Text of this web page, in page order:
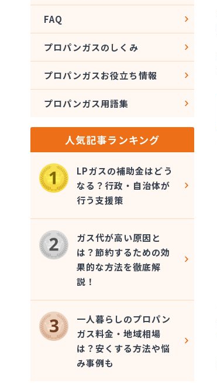
FAQ
プロパンガスのしくみ
プロパンガスお役立ち情報
プロパンガス用語集
人気記事ランキング
LPガスの補助金はどう
なる？行政・自治体が
行う支援策
ガス代が高い原因と
は？節約するための効
果的な方法を徹底解
説！
一人暮らしのプロパン
ガス料金・地域相場
は？安くする方法や悩
み事例も